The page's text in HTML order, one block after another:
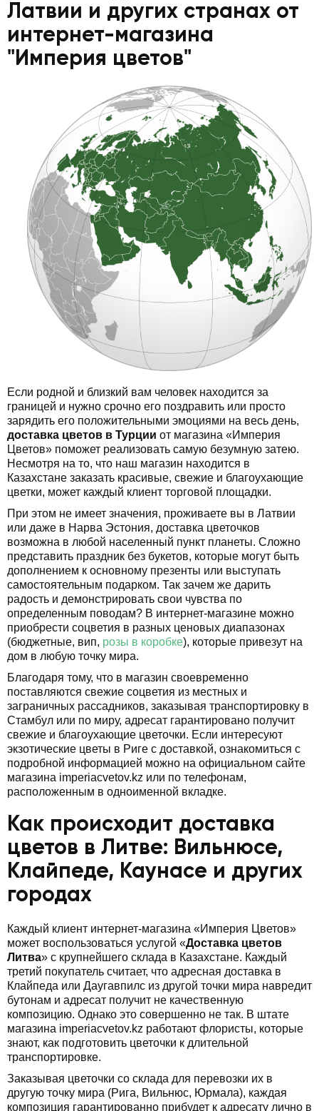
Латвии и других странах от
интернет-магазина
"Империя цветов"
Если родной и близкий вам человек находится за
границей и нужно срочно его поздравить или просто
зарядить его положительными эмоциями на весь день,
доставка цветов в Турции от магазина «Империя
Цветов» поможет реализовать самую безумную затею.
Несмотря на то, что наш магазин находится в
Казахстане заказать красивые, свежие и благоухающие
цветки, может каждый клиент торговой площадки.
При этом не имеет значения, проживаете вы в Латвии
или даже в Нарва Эстония, доставка цветочков
возможна в любой населенный пункт планеты. Сложно
представить праздник без букетов, которые могут быть
дополнением к основному презенты или выступать
самостоятельным подарком. Так зачем же дарить
радость и демонстрировать свои чувства по
определенным поводам? В интернет-магазине можно
приобрести соцветия в разных ценовых диапазонах
(бюджетные, вип, розы в коробке), которые привезут на
дом в любую точку мира.
Благодаря тому, что в магазин своевременно
поставляются свежие соцветия из местных и
заграничных рассадников, заказывая транспортировку в
Стамбул или по миру, адресат гарантировано получит
свежие и благоухающие цветочки. Если интересуют
экзотические цветы в Риге с доставкой, ознакомиться с
подробной информацией можно на официальном сайте
магазина imperiacvetov.kz или по телефонам,
расположенным в одноименной вкладке.
Как происходит доставка
цветов в Литве: Вильнюсе,
Клайпеде, Каунасе и других
городах
Каждый клиент интернет-магазина «Империя Цветов»
может воспользоваться услугой «Доставка цветов
Литва» с крупнейшего склада в Казахстане. Каждый
третий покупатель считает, что адресная доставка в
Клайпеда или Даугавпилс из другой точки мира навредит
бутонам и адресат получит не качественную
композицию. Однако это совершенно не так. В штате
магазина imperiacvetov.kz работают флористы, которые
знают, как подготовить цветочки к длительной
транспортировке.
Заказывая цветочки со склада для перевозки их в
другую точку мира (Рига, Вильнюс, Юрмала), каждая
композиция гарантированно прибудет к адресату лично в